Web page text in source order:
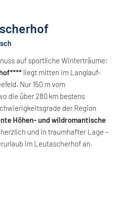
auf sportliche Winterträume:
liegt mitten im Langlauf-
Nur 150 m vom
die über 280 km bestens
der Region
Höhen- und wildromantische
und in traumhafter Lage –
im Leutascherhof an.